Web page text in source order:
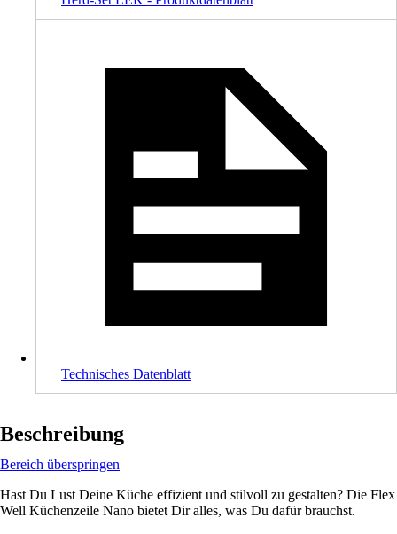
Technisches Datenblatt
Beschreibung
Bereich überspringen
Hast Du Lust Deine Küche effizient und stilvoll zu gestalten? Die Flex
Well Küchenzeile Nano bietet Dir alles, was Du dafür brauchst.